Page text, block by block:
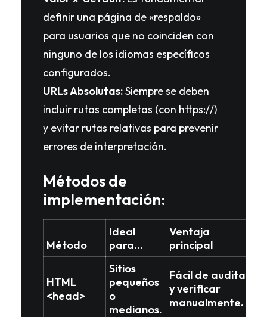
definir una página de «respaldo»
para usuarios que no coinciden con
ninguno de los idiomas específicos
configurados.
URLs Absolutas:Siempre se deben
incluir rutas completas (con https://)
y evitar rutas relativas para prevenir
errores de interpretación.
Métodos de
implementación:
Método
Ideal
para…
Ventaja
principal
HTML
<head>
Sitios
pequeños
o
medianos.
Fácil de auditar
y verificar
manualmente.